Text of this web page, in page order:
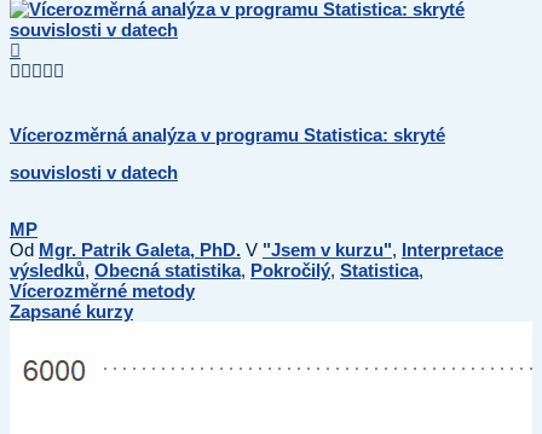
Vícerozměrná analýza v programu Statistica: skryté
souvislosti v datech
MP
Od Mgr. Patrik Galeta, PhD. V "Jsem v kurzu", Interpretace
výsledků, Obecná statistika, Pokročilý, Statistica,
Vícerozměrné metody
Zapsané kurzy